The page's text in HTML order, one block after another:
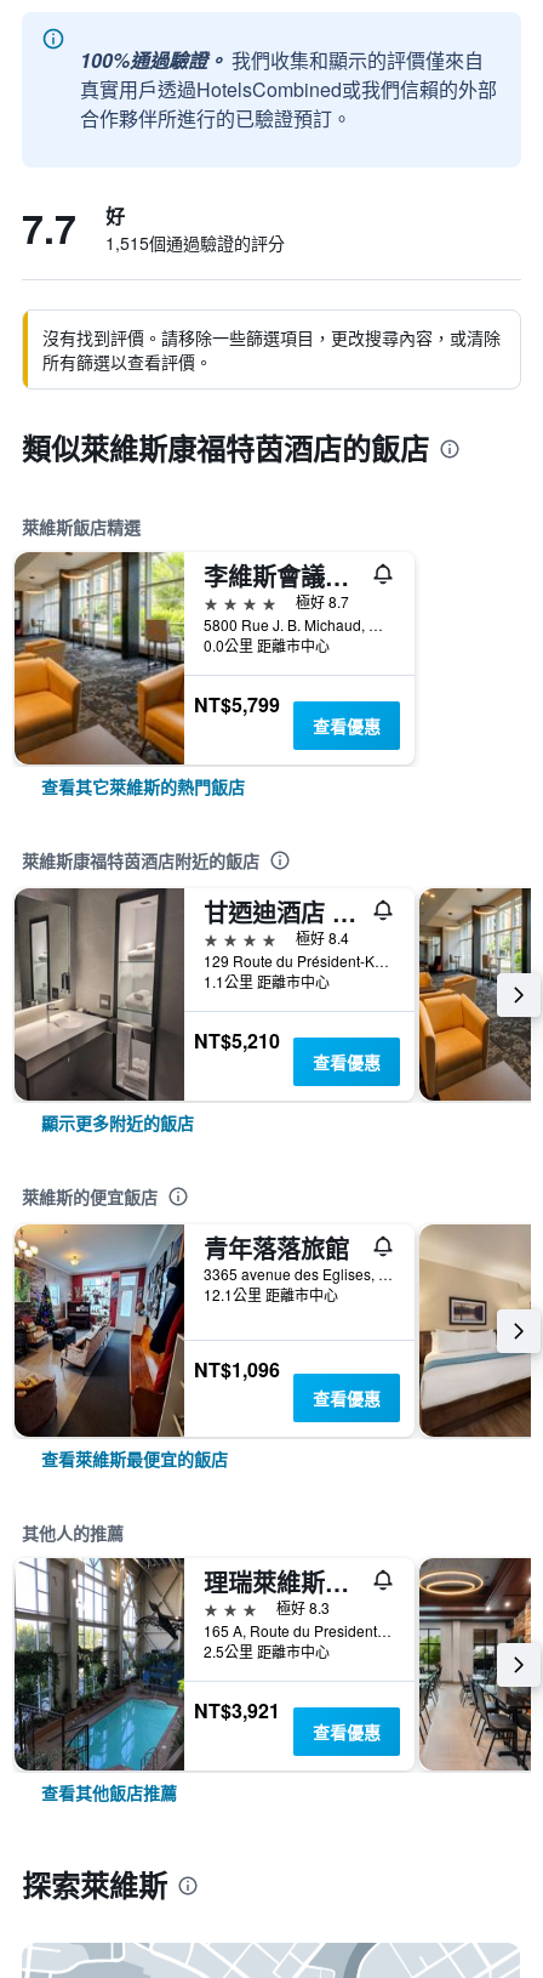
100%通過驗證。 我們收集和顯示的評價僅來自
真實用戶透過HotelsCombined或我們信賴的外部
合作夥伴所進行的已驗證預訂。
7.7 好
1,515個通過驗證的評分
沒有找到評價。請移除一些篩選項目，更改搜尋內容，或清除
所有篩選以查看評價。
類似萊維斯康福特茵酒店的飯店
萊維斯飯店精選
李維斯會議中心福朋喜來登酒店 - 李維斯
4星級
極好 8.7
5800 Rue J. B. Michaud, 萊維斯, QC, 加拿大
0.0公里 距離市中心
NT$5,799
查看優惠
查看其它萊維斯的熱門飯店
萊維斯康福特茵酒店附近的飯店
甘迺迪酒店 - 李維斯
4星級
極好 8.4
129 Route du Président-Kennedy, 萊維斯, QC, 加拿大
1.1公里 距離市中心
NT$5,210
查看優惠
顯示更多附近的飯店
萊維斯的便宜飯店
青年落落旅館
3365 avenue des Eglises, 萊維斯, QC, 加拿大
12.1公里 距離市中心
NT$1,096
查看優惠
查看萊維斯最便宜的飯店
其他人的推薦
理瑞萊維斯酒店 - 李維斯
3星級
極好 8.3
165 A, Route du President Kennedy, 萊維斯, QC, 加拿大
2.5公里 距離市中心
NT$3,921
查看優惠
查看其他飯店推薦
探索萊維斯